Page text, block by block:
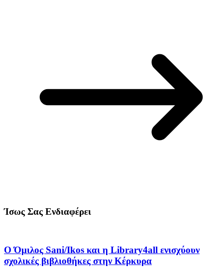
Ίσως Σας Ενδιαφέρει
Ο Όμιλος Sani/Ikos και η Library4all ενισχύουν
σχολικές βιβλιοθήκες στην Κέρκυρα